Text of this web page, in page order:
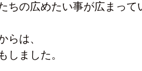
ちの広めたい事が広まって
らは、
しました。